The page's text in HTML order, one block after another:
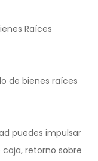
Raíces
de bienes raíces
puedes impulsar
retorno sobre